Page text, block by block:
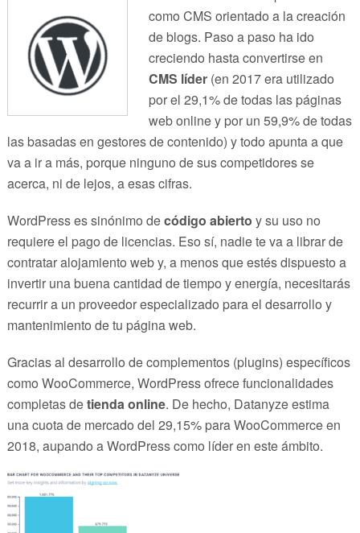
como CMS orientado a la creación
de blogs. Paso a paso ha ido
creciendo hasta convertirse en
CMS líder(en 2017 era utilizado
por el 29,1% de todas las páginas
web online y por un 59,9% de todas
las basadas en gestores de contenido) y todo apunta a que
va a ir a más, porque ninguno de sus competidores se
acerca, ni de lejos, a esas cifras.
WordPress es sinónimo decódigo abierto y su uso no
requiere el pago de licencias. Eso sí, nadie te va a librar de
contratar alojamiento web y, a menos que estés dispuesto a
invertir una buena cantidad de tiempo y energía, necesitarás
recurrir a un proveedor especializado para el desarrollo y
mantenimiento de tu página web.
Gracias al desarrollo de complementos (plugins) específicos
como WooCommerce, WordPress ofrece funcionalidades
completas detienda online. De hecho, Datanyze estima
una cuota de mercado del 29,15% para WooCommerce en
2018, aupando a WordPress como líder en este ámbito.